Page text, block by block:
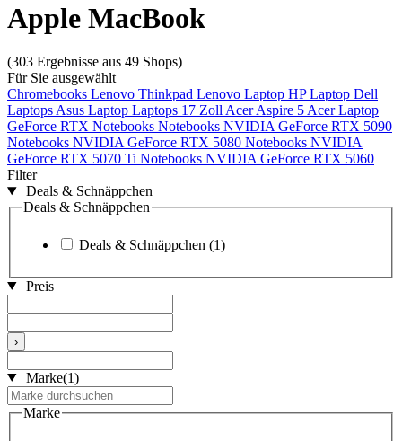
Apple MacBook
(303 Ergebnisse aus 49 Shops)
Für Sie ausgewählt
Chromebooks Lenovo Thinkpad Lenovo Laptop HP Laptop Dell
Laptops Asus Laptop Laptops 17 Zoll Acer Aspire 5 Acer Laptop
GeForce RTX Notebooks Notebooks NVIDIA GeForce RTX 5090
Notebooks NVIDIA GeForce RTX 5080 Notebooks NVIDIA
GeForce RTX 5070 Ti Notebooks NVIDIA GeForce RTX 5060
Filter
Deals & Schnäppchen
Deals & Schnäppchen
Deals & Schnäppchen (1)
Preis
›
Marke(1)
Marke